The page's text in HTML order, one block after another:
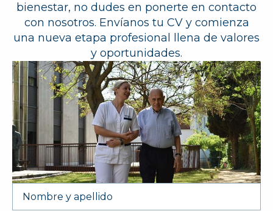
bienestar, no dudes en ponerte en contacto
con nosotros. Envíanos tu CV y ​​comienza
una nueva etapa profesional llena de valores
y oportunidades.
Nombre